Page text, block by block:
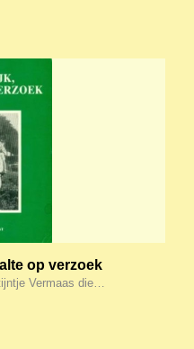
op verzoek
Vermaas die…